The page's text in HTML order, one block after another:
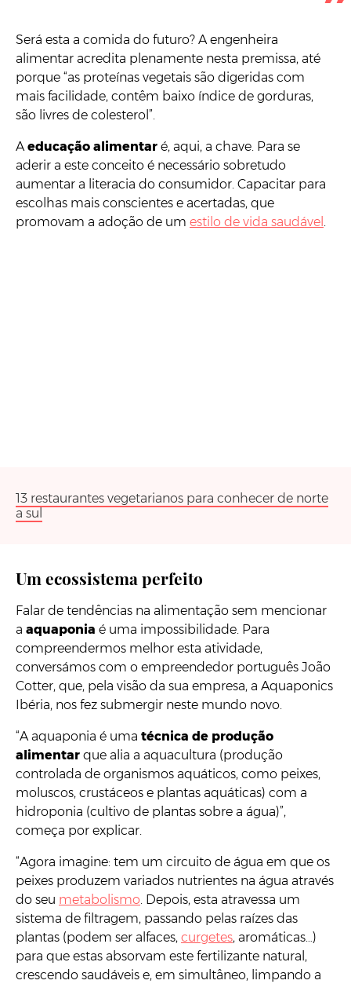
Será esta a comida do futuro? A engenheira
alimentar acredita plenamente nesta premissa, até
porque “as proteínas vegetais são digeridas com
mais facilidade, contêm baixo índice de gorduras,
são livres de colesterol”.
Aeducação alimentar é, aqui, a chave. Para se
aderir a este conceito é necessário sobretudo
aumentar a literacia do consumidor. Capacitar para
escolhas mais conscientes e acertadas, que
promovam a adoção de um estilo de vida saudável .
13 restaurantes vegetarianos para conhecer de norte
a sul
Um ecossistema perfeito
Falar de tendências na alimentação sem mencionar
a aquaponia é uma impossibilidade. Para
compreendermos melhor esta atividade,
conversámos com o empreendedor português João
Cotter, que, pela visão da sua empresa, a Aquaponics
Ibéria, nos fez submergir neste mundo novo.
“A aquaponia é uma técnica de produção
alimentar que alia a aquacultura (produção
controlada de organismos aquáticos, como peixes,
moluscos, crustáceos e plantas aquáticas) com a
hidroponia (cultivo de plantas sobre a água)”,
começa por explicar.
“Agora imagine: tem um circuito de água em que os
peixes produzem variados nutrientes na água através
do seu metabolismo. Depois, esta atravessa um
sistema de filtragem, passando pelas raízes das
plantas (podem ser alfaces, curgetes, aromáticas…)
para que estas absorvam este fertilizante natural,
crescendo saudáveis e, em simultâneo, limpando a